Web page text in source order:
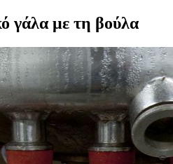
γάλα με τη βούλα